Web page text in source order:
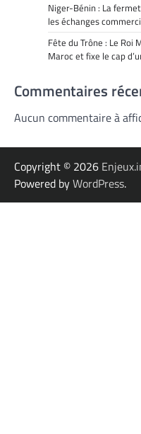
Niger-Bénin : La
les échanges
Fête du Trône : Le Roi
Maroc et fixe le cap
Commentaires
Aucun commentaire à
Copyright © 2026
Powered byWordPress.